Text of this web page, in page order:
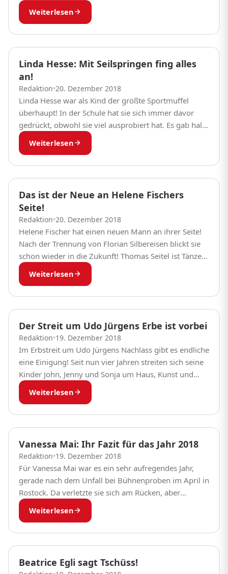
Dabei war Thomas aber nicht alleine – nein,...
Weiterlesen
Linda Hesse: Mit Seilspringen fing alles
an!
Redaktion•20. Dezember 2018
Linda Hesse war als Kind der größte Sportmuffel
überhaupt! In der Schule hat sie sich immer davor
gedrückt, obwohl sie viel ausprobiert hat. Es gab halt
nichts Besseres als Musik...
Weiterlesen
Das ist der Neue an Helene Fischers
Seite!
Redaktion•20. Dezember 2018
Helene Fischer hat einen neuen Mann an ihrer Seite!
Nach der Trennung von Florian Silbereisen blickt sie
schon wieder in die Zukunft! Thomas Seitel ist Tänzer
und Luftakrobat und gehört...
Weiterlesen
Der Streit um Udo Jürgens Erbe ist vorbei
Redaktion•19. Dezember 2018
Im Erbstreit um Udo Jürgens Nachlass gibt es endliche
eine Einigung! Seit nun vier Jahren streiten sich seine
Kinder John, Jenny und Sonja um Haus, Kunst und
weitere Sachwerte. Und...
Weiterlesen
Vanessa Mai: Ihr Fazit für das Jahr 2018
Redaktion•19. Dezember 2018
Für Vanessa Mai war es ein sehr aufregendes Jahr,
gerade nach dem Unfall bei Bühnenproben im April in
Rostock. Da verletzte sie sich am Rücken, aber
mittlerweile geht es ihr...
Weiterlesen
Beatrice Egli sagt Tschüss!